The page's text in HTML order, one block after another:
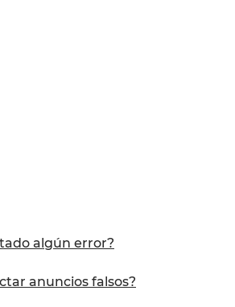
algún error?
anuncios falsos?